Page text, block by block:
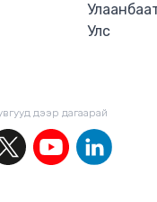
Улс
дээр дагаaрай